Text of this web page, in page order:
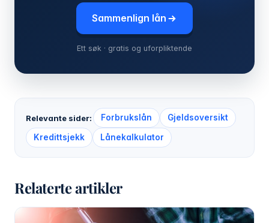
Sammenlign lån
Ett søk · gratis og uforpliktende
Relevante sider: Forbrukslån Gjeldsoversikt
Kredittsjekk Lånekalkulator
Relaterte artikler